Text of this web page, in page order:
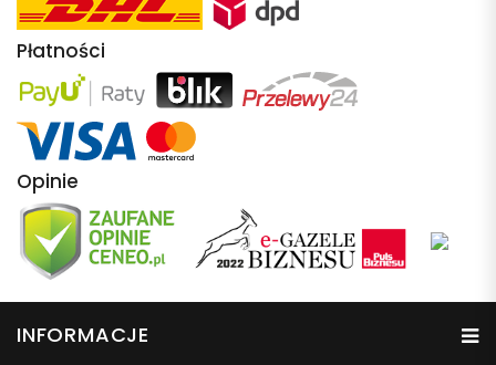
Płatności
Opinie
INFORMACJE